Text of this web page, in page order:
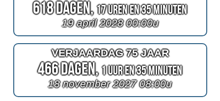
618 Dagen,17 Uren en 35 Minuten
19 april 2028 00:00u
VERJAARDAG 75 JAAR
466 Dagen,1 Uur en 35 Minuten
18 november 2027 08:00u